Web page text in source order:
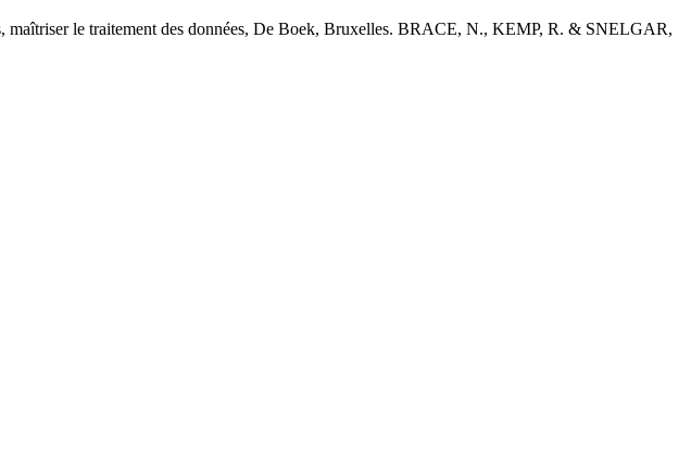
le traitement des données, De Boek, Bruxelles. BRACE, N., KEMP, R. & SNELGAR,